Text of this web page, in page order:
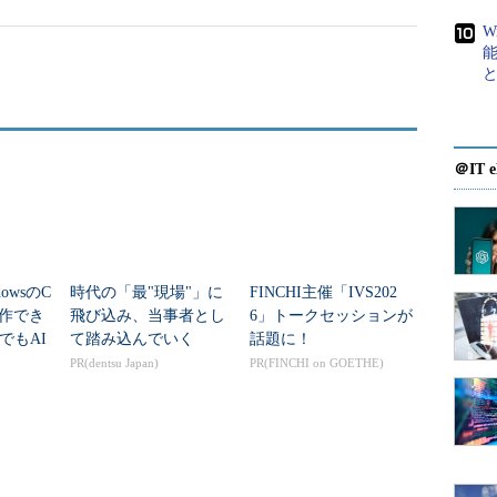
」。
のC
でき
もAI
時代の「最"現場"」に
飛び込み、当事者とし
て踏み込んでいく
PR(dentsu Japan)
FINCHI主催「IVS202
6」トークセッションが
話題に！
PR(FINCHI on GOETHE)
＠IT